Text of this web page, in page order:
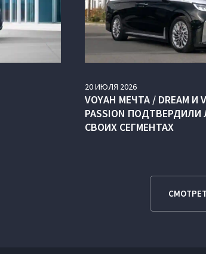
20ИЮЛЯ 2026
VOYAH МЕЧТА / DREAM И
PASSION
СВОИХ СЕГМЕНТАХ